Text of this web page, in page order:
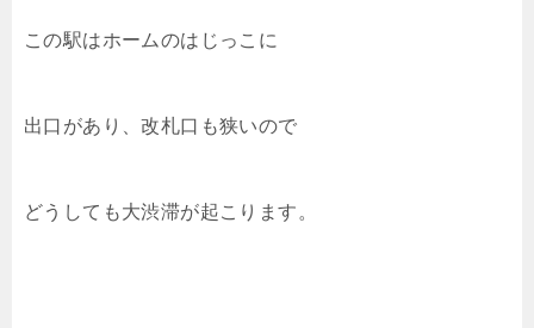
この駅はホームのはじっこに
出口があり、改札口も狭いので
どうしても大渋滞が起こります。